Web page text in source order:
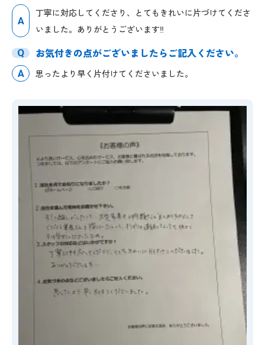
A
丁寧に対応してくださり、とてもきれいに片づけてくださ
いました。ありがとうございます‼
Q
お気付きの点がございましたらご記入ください。
A 思ったより早く片付けてくださいました。